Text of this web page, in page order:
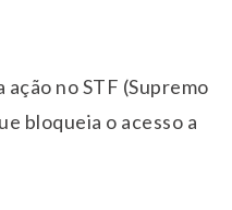
no STF (Supremo
bloqueia o acesso a